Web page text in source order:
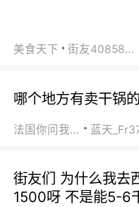
美食天下 街友40858442
哪个地方有卖干锅的
法国你问我答 蓝天
街友们 为什么我去
1500呀 不是能5-6